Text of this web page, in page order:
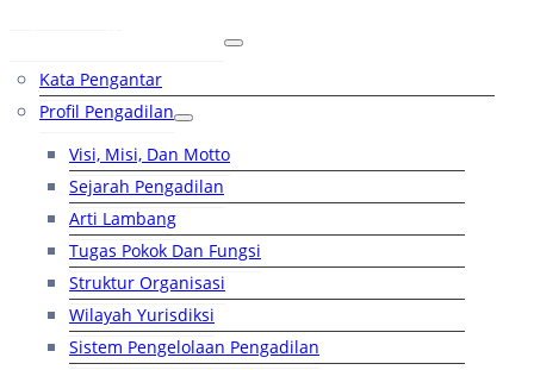
Kata Pengantar
Profil Pengadilan
Visi, Misi, Dan Motto
Sejarah Pengadilan
Arti Lambang
Tugas Pokok Dan Fungsi
Struktur Organisasi
Wilayah Yurisdiksi
Sistem Pengelolaan Pengadilan